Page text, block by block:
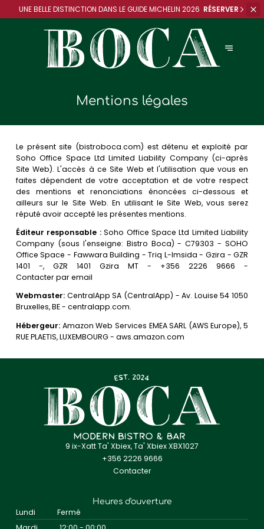
UNE BELLE DISTINCTION DANSLE GUIDE MICHELIN 2026 RÉSERVER
Mentions légales
Le présent site (bistroboca.com) est détenu et exploité par
Soho Office Space Ltd Limited Liability Company (ci-après
Site Web). L'accès à ce Site Web et l'utilisation que vous en
faites dépendent de votre acceptation et de votre respect
des mentions et renonciations énoncées ci-dessous et
ailleurs sur le Site Web. En utilisant le Site Web, vous serez
réputé avoir accepté les présentes mentions.
Éditeur responsable :Soho Office Space Ltd Limited Liability
Company (sous l'enseigne: Bistro Boca) - C79303 - SOHO
Office Space - Fawwara Building - Triq L-Imsida - Gzira - GZR
1401 -, GZR 1401 Gzira MT - +356 2226 9666 -
Contacter par email
Webmaster: CentralApp SA (CentralApp) - Av. Louise 54 1050
Bruxelles, BE - centralapp.com.
Hébergeur: Amazon Web Services EMEA SARL (AWS Europe), 5
RUE PLAETIS, LUXEMBOURG - aws.amazon.com
9 ix-Xatt Ta' Xbiex, Ta' Xbiex XBX1027
+356 2226 9666
Contacter
Heures d'ouverture
Lundi
Fermé